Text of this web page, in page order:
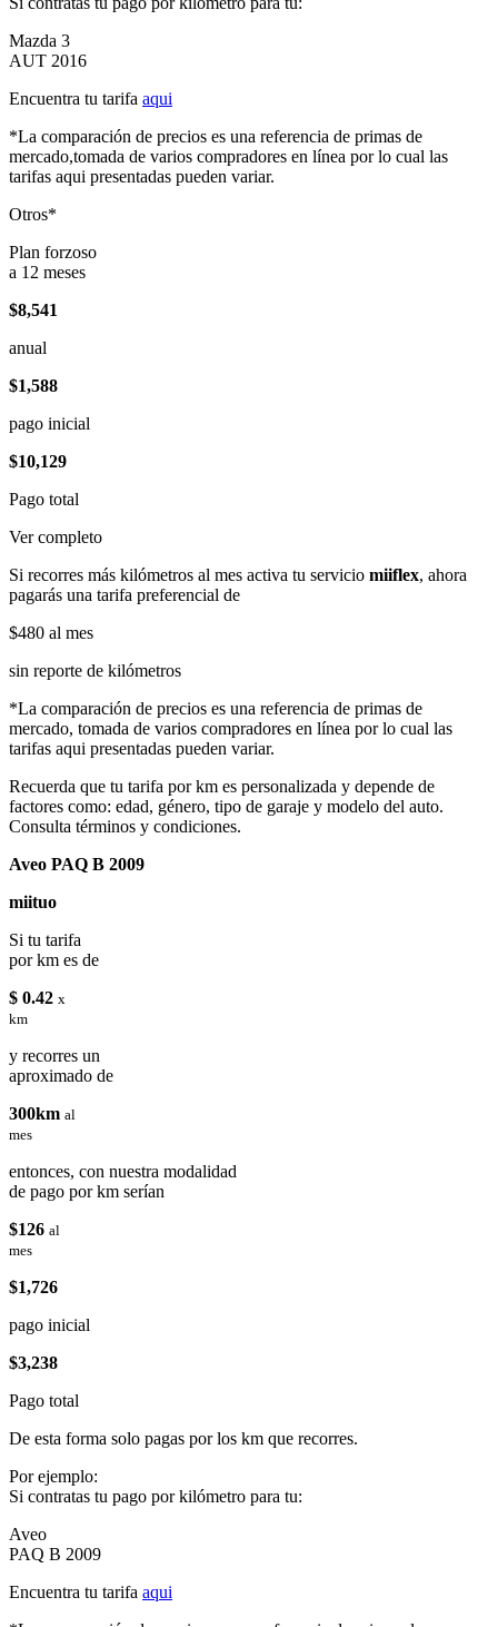
Mazda 3
AUT 2016
Encuentra tu tarifa aqui
*La comparación de precios es una referencia de primas de
mercado,tomada de varios compradores en línea por lo cual las
tarifas aqui presentadas pueden variar.
Otros*
Plan forzoso
a 12 meses
$8,541
anual
$1,588
pago inicial
$10,129
Pago total
Ver completo
Si recorres más kilómetros al mes activa tu servicio miiflex, ahora
pagarás una tarifa preferencial de
$480 al mes
sin reporte de kilómetros
*La comparación de precios es una referencia de primas de
mercado, tomada de varios compradores en línea por lo cual las
tarifas aqui presentadas pueden variar.
Recuerda que tu tarifa por km es personalizada y depende de
factores como: edad, género, tipo de garaje y modelo del auto.
Consulta términos y condiciones.
Aveo PAQ B 2009
miituo
Si tu tarifa
por km es de
$ 0.42 x
km
y recorres un
aproximado de
300km al
mes
entonces, con nuestra modalidad
de pago por km serían
$126 al
mes
$1,726
pago inicial
$3,238
Pago total
De esta forma solo pagas por los km que recorres.
Por ejemplo:
Si contratas tu pago por kilómetro para tu:
Aveo
PAQ B 2009
Encuentra tu tarifa aqui